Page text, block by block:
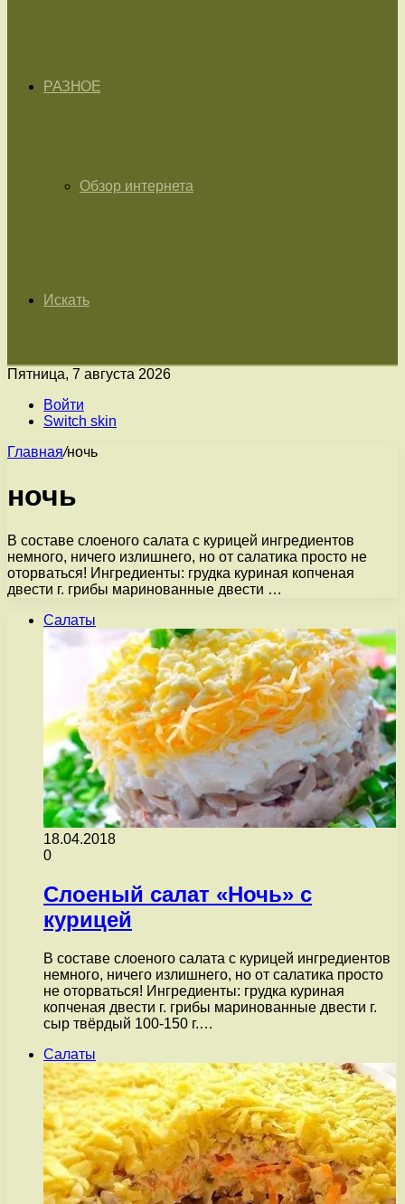
РАЗНОЕ
Обзор интернета
Искать
Пятница, 7 августа 2026
Войти
Switch skin
Главная/ночь
ночь
В составе слоеного салата с курицей ингредиентов
немного, ничего излишнего, но от салатика просто не
оторваться! Ингредиенты: грудка куриная копченая
двести г. грибы маринованные двести …
Салаты
18.04.2018
0
Слоеный салат «Ночь» с
курицей
В составе слоеного салата с курицей ингредиентов
немного, ничего излишнего, но от салатика просто
не оторваться! Ингредиенты: грудка куриная
копченая двести г. грибы маринованные двести г.
сыр твёрдый 100-150 г.…
Салаты